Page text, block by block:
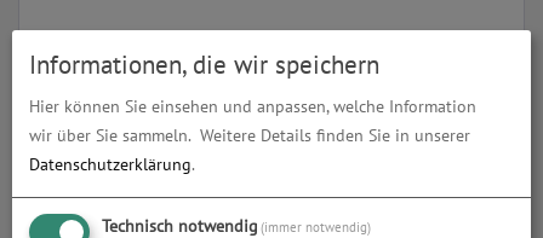
Alu-Verbund
Alu-Verbund bei DWP in Schmölln, Gera und Zwickau
Produkte ingefräste Materialien
Informationen, die wir speichern
Hier können Sie einsehen und anpassen, welche Information
wir über Sie sammeln. Weitere Details finden Sie in unserer
Datenschutzerklärung.
Technisch notwendig (immer notwendig)